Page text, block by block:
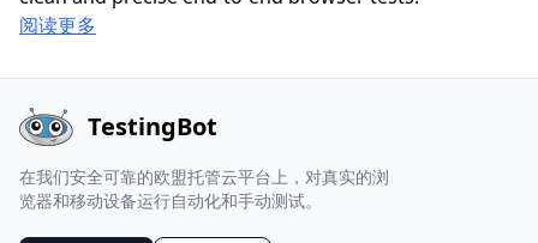
阅读更多
TestingBot
在我们安全可靠的欧盟托管云平台上，对真实的浏
览器和移动设备运行自动化和手动测试。